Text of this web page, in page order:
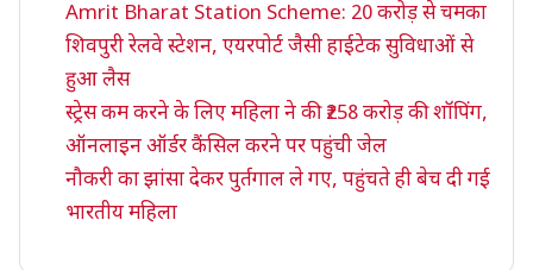
Amrit Bharat Station Scheme: 20 करोड़ से चमका
शिवपुरी रेलवे स्टेशन, एयरपोर्ट जैसी हाईटेक सुविधाओं से
हुआ लैस
स्ट्रेस कम करने के लिए महिला ने की ₹258 करोड़ की शॉपिंग,
ऑनलाइन ऑर्डर कैंसिल करने पर पहुंची जेल
नौकरी का झांसा देकर पुर्तगाल ले गए, पहुंचते ही बेच दी गई
भारतीय महिला